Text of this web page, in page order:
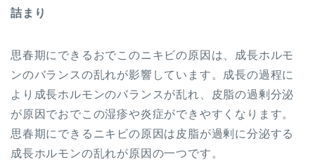
詰まり
思春期にできるおでこのニキビの原因は、成長ホルモ
ンのバランスの乱れが影響しています。成長の過程に
より成長ホルモンのバランスが乱れ、皮脂の過剰分泌
が原因でおでこの湿疹や炎症ができやすくなります。
思春期にできるニキビの原因は皮脂が過剰に分泌する
成長ホルモンの乱れが原因の一つです。